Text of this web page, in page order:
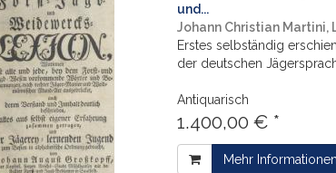
und...
Johann Christian Martini,
Erstes selbständig
der deutschen
Antiquarisch
1.400,00 € *
Mehr Informationen